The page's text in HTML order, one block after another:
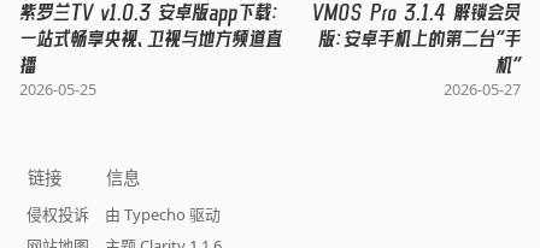
紫罗兰TV v1.0.3 安卓版app下载：
一站式畅享央视、卫视与地方频道直
播
2026-05-25
VMOS Pro 3.1.4 解锁会员
版：安卓手机上的第二台“手
机”
2026-05-27
链接
侵权投诉
信息
由 Typecho 驱动